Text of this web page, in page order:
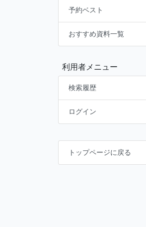
予約ベスト
おすすめ資料一覧
利用者メニュー
検索履歴
ログイン
トップページに戻る